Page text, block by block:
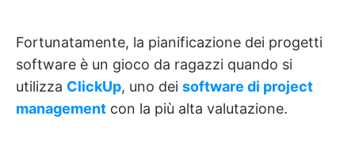
Fortunatamente, la pianificazione dei progetti
software è un gioco da ragazzi quando si
utilizza ClickUp, uno dei software di project
management con la più alta valutazione.